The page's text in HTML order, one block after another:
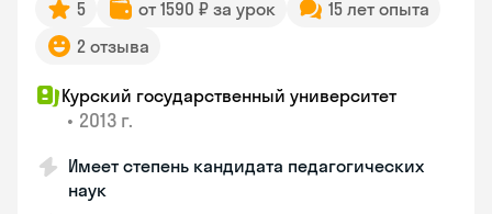
5 от 1590 ₽ за урок
15 лет опыта
2 отзыва
Курский государственный университет
• 2013 г.
Имеет степень кандидата педагогических
наук